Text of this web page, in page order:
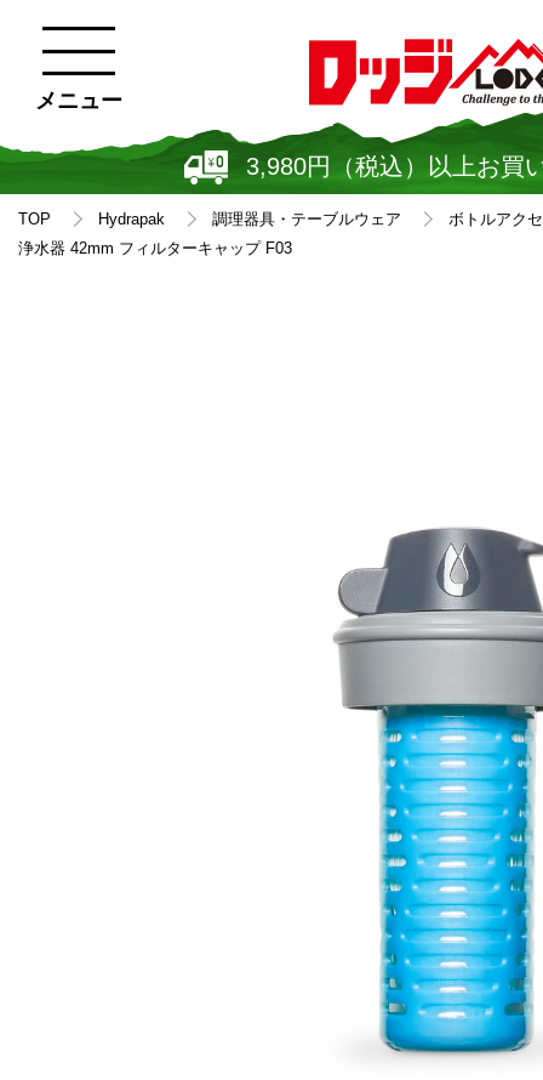
3,980円（税込）以上お買
メニュー
TOP Hydrapak 調理器具・テーブルウェア
ボトルアク
浄水器 42mm フィルターキャップ F03